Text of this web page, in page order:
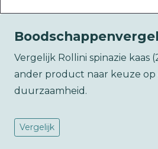
Vergelijk Rollini spinazie kaas
ander product naar keuze
duurzaamheid.
Vergelijk